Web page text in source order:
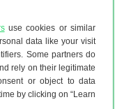
use cookies or similar
data like your visit
Some partners do
rely on their legitimate
or object to data
by clicking on “Learn